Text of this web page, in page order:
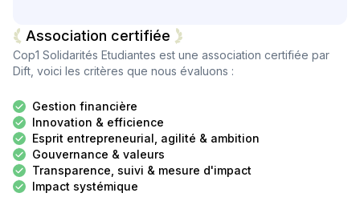
Association certifiée
Cop1 Solidarités Etudiantes est une association certifiée par
Dift, voici les critères que nous évaluons :
Gestion financière
Innovation & efficience
Esprit entrepreneurial, agilité & ambition
Gouvernance & valeurs
Transparence, suivi & mesure d'impact
Impact systémique